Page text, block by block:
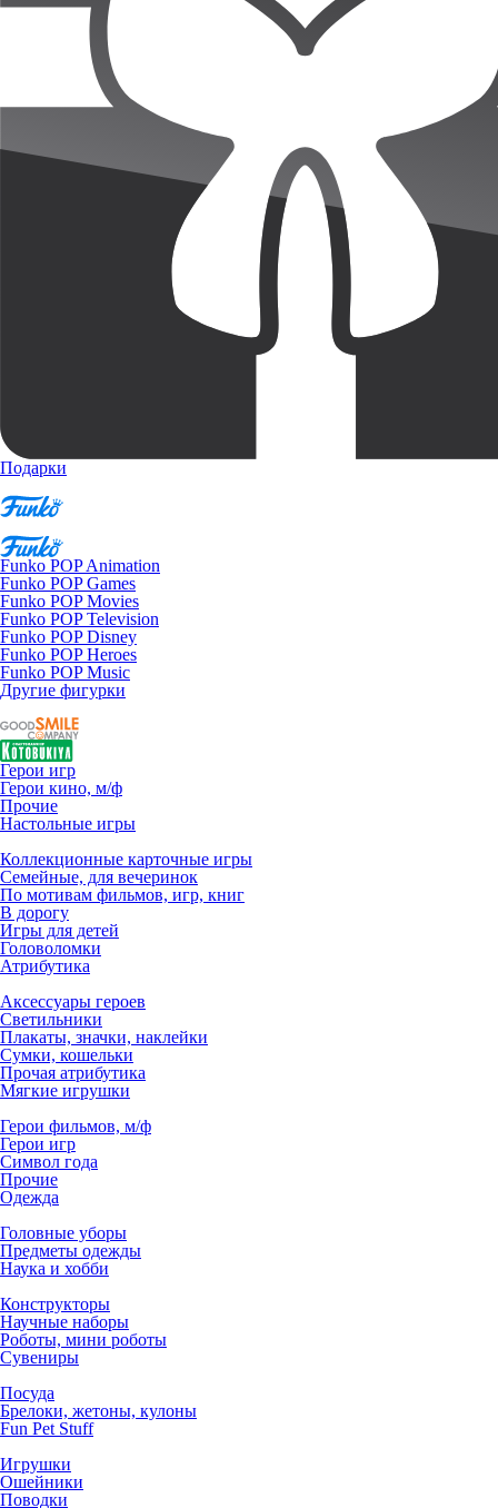
Подарки
Funko POP Animation
Funko POP Games
Funko POP Movies
Funko POP Television
Funko POP Disney
Funko POP Heroes
Funko POP Music
Другие фигурки
Герои игр
Герои кино, м/ф
Прочие
Настольные игры
Коллекционные карточные игры
Семейные, для вечеринок
По мотивам фильмов, игр, книг
В дорогу
Игры для детей
Головоломки
Атрибутика
Аксессуары героев
Светильники
Плакаты, значки, наклейки
Сумки, кошельки
Прочая атрибутика
Мягкие игрушки
Герои фильмов, м/ф
Герои игр
Символ года
Прочие
Одежда
Головные уборы
Предметы одежды
Наука и хобби
Конструкторы
Научные наборы
Роботы, мини роботы
Сувениры
Посуда
Брелоки, жетоны, кулоны
Fun Pet Stuff
Игрушки
Ошейники
Поводки